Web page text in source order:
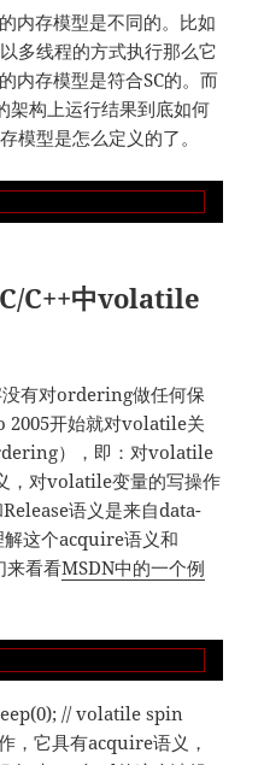
内存模型是不同的。比如
多线程的方式执行那么它
内存模型是符合SC的。而
架构上运行结果到底如何
模型是怎么定义的了。
C++中volatile
有对ordering做任何保
2005开始就对volatile关
），即：对volatile
，对volatile变量的写操作
语义是来自data-
这个acquire语义和
来看看MSDN中的一个例
// volatile spin
，它具有acquire语义，